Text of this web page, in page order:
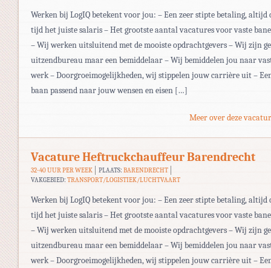
Werken bij LogIQ betekent voor jou: – Een zeer stipte betaling, altijd
tijd het juiste salaris – Het grootste aantal vacatures voor vaste
– Wij werken uitsluitend met de mooiste opdrachtgevers – Wij zijn
uitzendbureau maar een bemiddelaar – Wij bemiddelen jou naar
werk – Doorgroeimogelijkheden, wij stippelen jouw carrière uit –
baan passend naar jouw wensen en eisen […]
Meer over deze
Vacature Heftruckchauffeur Barendrecht
32-40 UUR PER WEEK PLAATS: BARENDRECHT
VAKGEBIED: TRANSPORT/LOGISTIEK/LUCHTVAART
Werken bij LogIQ betekent voor jou: – Een zeer stipte betaling, altijd
tijd het juiste salaris – Het grootste aantal vacatures voor vaste
– Wij werken uitsluitend met de mooiste opdrachtgevers – Wij zijn
uitzendbureau maar een bemiddelaar – Wij bemiddelen jou naar
werk – Doorgroeimogelijkheden, wij stippelen jouw carrière uit –